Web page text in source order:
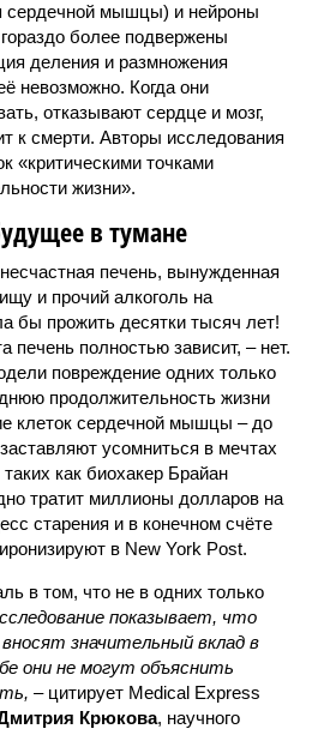
сердечной мышцы) и нейроны
гораздо более подвержены
деления и размножения
невозможно. Когда они
отказывают сердце и мозг,
к смерти. Авторы исследования
«критическими точками
жизни».
в тумане
печень, вынужденная
и прочий алкоголь на
бы прожить десятки тысяч лет!
печень полностью зависит, – нет.
повреждение одних только
продолжительность жизни
клеток сердечной мышцы – до
усомниться в мечтах
как биохакер Брайан
тратит миллионы долларов на
старения и в конечном счёте
в New York Post.
в том, что не в одних только
показывает, что
значительный вклад в
они не могут объяснить
–цитирует Medical Express
Крюкова, научного